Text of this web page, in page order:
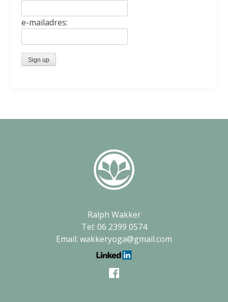
e-mailadres:
Ralph Wakker
Tel: 06 2399 0574
Email: wakkeryoga@gmail.com